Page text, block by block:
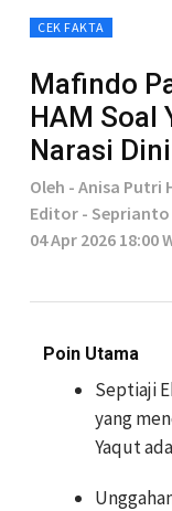
CEK FAKTA
Mafindo
HAM Soal
Narasi
Oleh - Anisa Putri
Editor - Seprianto
04 Apr 2026 18:00
Poin Utama
Septiaji
yang
Yaqut